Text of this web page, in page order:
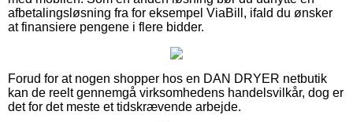
afbetalingsløsning fra for eksempel ViaBill, ifald du ønsker
at finansiere pengene i flere bidder.
Forud for at nogen shopper hos en DAN DRYER netbutik
kan de reelt gennemgå virksomhedens handelsvilkår, dog er
det for det meste et tidskrævende arbejde.